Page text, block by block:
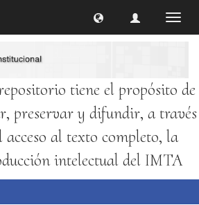
tiene el propósito de
preservar y difundir, a través
acceso al texto completo, la
intelectual del IMTA